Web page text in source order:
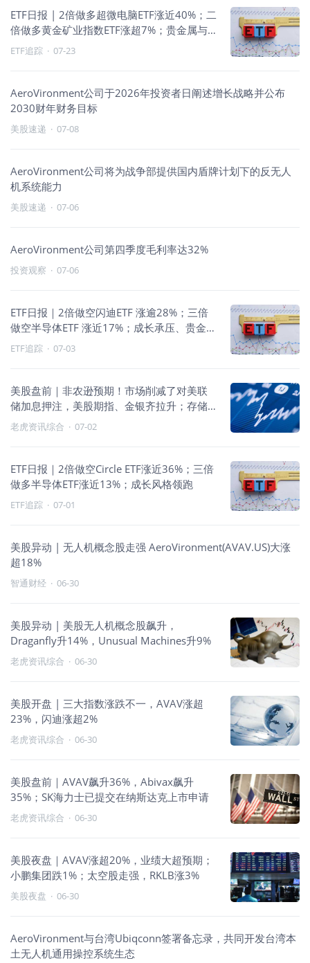
ETF日报 | 2倍做多超微电脑ETF涨近40%；二
倍做多黄金矿业指数ETF涨超7%；贵金属与
公共事业走强
ETF追踪 · 07-23
AeroVironment公司于2026年投资者日阐述增长战略并公布
2030财年财务目标
美股速递 · 07-08
AeroVironment公司将为战争部提供国内盾牌计划下的反无人
机系统能力
美股速递 · 07-06
AeroVironment公司第四季度毛利率达32%
投资观察 · 07-06
ETF日报｜2倍做空闪迪ETF 涨逾28%；三倍
做空半导体ETF 涨近17%；成长承压、贵金属
走强
ETF追踪 · 07-03
美股盘前｜非农逊预期！市场削减了对美联
储加息押注，美股期指、金银齐拉升；存储
股、光通信股盘前拉升，美光、闪迪、康宁
老虎资讯综合 · 07-02
ETF日报｜2倍做空Circle ETF涨近36%；三倍
做多半导体ETF涨近13%；成长风格领跑
ETF追踪 · 07-01
美股异动 | 无人机概念股走强 AeroVironment(AVAV.US)大涨
超18%
智通财经 · 06-30
美股异动 | 美股无人机概念股飙升，
Draganfly升14%，Unusual Machines升9%
老虎资讯综合 · 06-30
美股开盘 | 三大指数涨跌不一，AVAV涨超
23%，闪迪涨超2%
老虎资讯综合 · 06-30
美股盘前｜AVAV飙升36%，Abivax飙升
35%；SK海力士已提交在纳斯达克上市申请
老虎资讯综合 · 06-30
美股夜盘｜AVAV涨超20%，业绩大超预期；
小鹏集团跌1%；太空股走强，RKLB涨3%
美股夜盘 · 06-30
AeroVironment与台湾Ubiqconn签署备忘录，共同开发台湾本
土无人机通用操控系统生态